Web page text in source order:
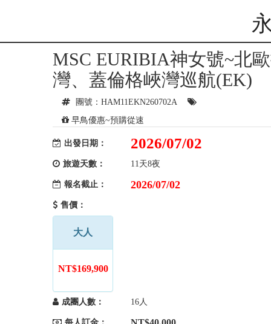
MSC EURIBIA神女號~北
灣、蓋倫格峽灣巡航(EK)
團號：HAM11EKN260702A
早鳥優惠~預購從速
出發日期： 2026/07/02
旅遊天數： 11天8夜
報名截止： 2026/07/02
售價：
大人
NT$169,900
成團人數： 16人